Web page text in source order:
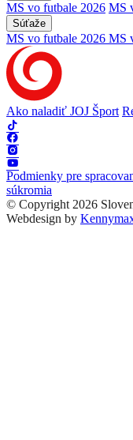
MS vo futbale 2026 MS
Súťaže
MS vo futbale 2026 MS
Ako naladiť JOJ Šport
Podmienky pre
súkromia
© Copyright 2026
Webdesign by